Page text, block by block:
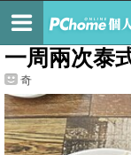
最新文章
一周兩次泰
奇